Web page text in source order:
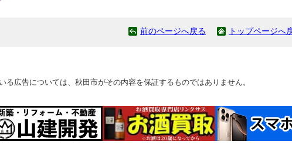
前のページへ戻る トップページへ
る広告については、秋田市がその内容を保証するものではありません。